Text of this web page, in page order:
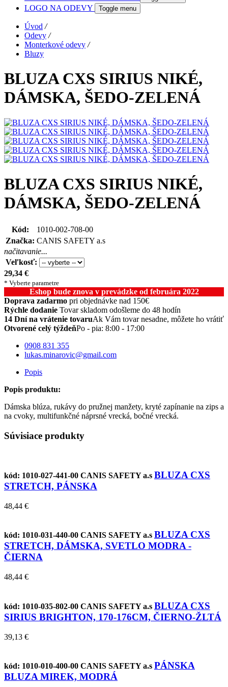
LOGO NA ODEVY Toggle menu
Úvod /
Odevy /
Monterkové odevy /
Bluzy
BLUZA CXS SIRIUS NIKÉ,
DÁMSKA, ŠEDO-ZELENÁ
BLUZA CXS SIRIUS NIKÉ,
DÁMSKA, ŠEDO-ZELENÁ
Kód:
1010-002-708-00
Značka: CANIS SAFETY a.s
načitavanie...
Veľkosť:
29,34 €
* Vyberte parametre
Eshop bude znova v prevádzke od februára 2022
Doprava zadarmo pri objednávke nad 150€
Rýchle dodanie Tovar skladom odošleme do 48 hodín
14 Dní na vrátenie tovaruAk Vám tovar nesadne, môžete ho vrátiť
Otvorené celý týždeňPo - pia: 8:00 - 17:00
0908 831 355
lukas.minarovic@gmail.com
Popis
Popis produktu:
Dámska blúza, rukávy do pružnej manžety, kryté zapínanie na zips a
na cvoky, multifunkčné náprsné vrecká, bočné vrecká.
Súvisiace produkty
kód: 1010-027-441-00 CANIS SAFETY a.s BLUZA CXS
STRETCH, PÁNSKA
48,44 €
kód: 1010-031-440-00 CANIS SAFETY a.s BLUZA CXS
STRETCH, DÁMSKA, SVETLO MODRA -
ČIERNA
48,44 €
kód: 1010-035-802-00 CANIS SAFETY a.s BLUZA CXS
SIRIUS BRIGHTON, 170-176CM, ČIERNO-ŽLTÁ
39,13 €
kód: 1010-010-400-00 CANIS SAFETY a.s PÁNSKA
BLUZA MIREK, MODRÁ